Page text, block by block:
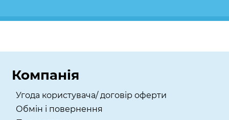
Компанія
Угода користувача/ договір оферти
Обмін і повернення